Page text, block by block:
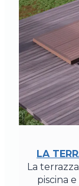
LA
La
piscina